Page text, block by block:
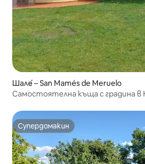
Шале́ – San Mamés de Meruelo
Самостоятелна къща с градина в
Супердомакин
Супердомакин